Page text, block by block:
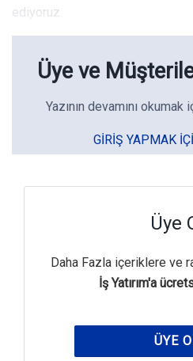
ediyoruz.
Üye ve
Yazının devamını
GIRIŞ YAPMAK
Üye
Daha Fazla içeriklere ve
İş Yatırım'a
ÜYE